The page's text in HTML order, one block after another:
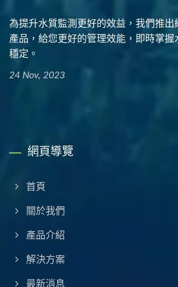
為提升水質監測更好的效益，我們推
產品，給您更好的管理效能，即時掌
穩定。
24 Nov, 2023
網頁導覽
首頁
關於我們
產品介紹
解決方案
最新消息